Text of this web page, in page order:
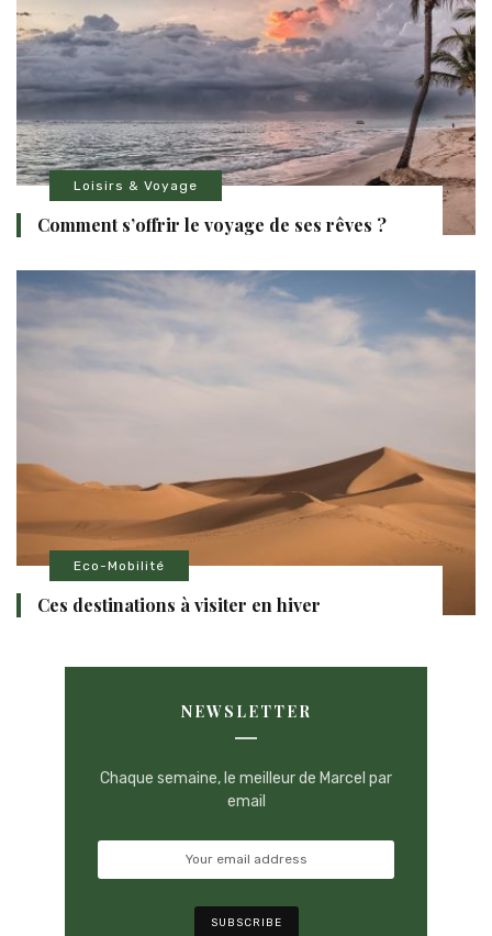
Loisirs & Voyage
Comment s’offrir le voyage de ses rêves ?
Eco-Mobilité
Ces destinations à visiter en hiver
NEWSLETTER
Chaque semaine, le meilleur de Marcel par
email